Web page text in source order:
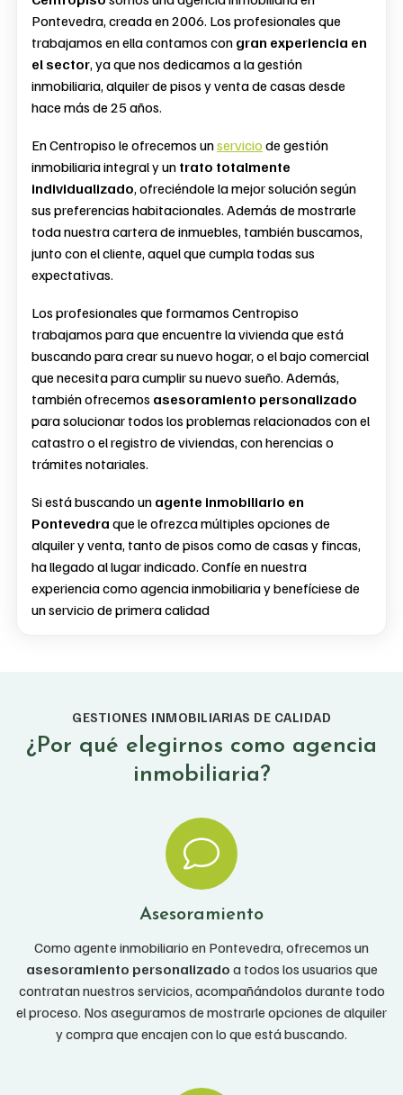
Pontevedra, creada en 2006. Los profesionales que
trabajamos en ella contamos con gran experiencia en
el sector, ya que nos dedicamos a la gestión
inmobiliaria, alquiler de pisos y venta de casas desde
hace más de 25 años.
En Centropiso le ofrecemos unservicio de gestión
inmobiliaria integral y un trato totalmente
individualizado, ofreciéndole la mejor solución según
sus preferencias habitacionales. Además de mostrarle
toda nuestra cartera de inmuebles, también buscamos,
junto con el cliente, aquel que cumpla todas sus
expectativas.
Los profesionales que formamos Centropiso
trabajamos para que encuentre la vivienda que está
buscando para crear su nuevo hogar, o el bajo comercial
que necesita para cumplir su nuevo sueño. Además,
también ofrecemos asesoramiento personalizado
para solucionar todos los problemas relacionados con el
catastro o el registro de viviendas, con herencias o
trámites notariales.
Si está buscando un agente inmobiliario en
Pontevedra que le ofrezca múltiples opciones de
alquiler y venta, tanto de pisos como de casas y fincas,
ha llegado al lugar indicado. Confíe en nuestra
experiencia como agencia inmobiliaria y benefíciese de
un servicio de primera calidad
GESTIONES INMOBILIARIAS DE CALIDAD
¿Por qué elegirnos como agencia
inmobiliaria?
Asesoramiento
Como agente inmobiliario en Pontevedra, ofrecemos un
asesoramiento personalizado a todos los usuarios que
contratan nuestros servicios, acompañándolos durante todo
el proceso. Nos aseguramos de mostrarle opciones de alquiler
y compra que encajen con lo que está buscando.